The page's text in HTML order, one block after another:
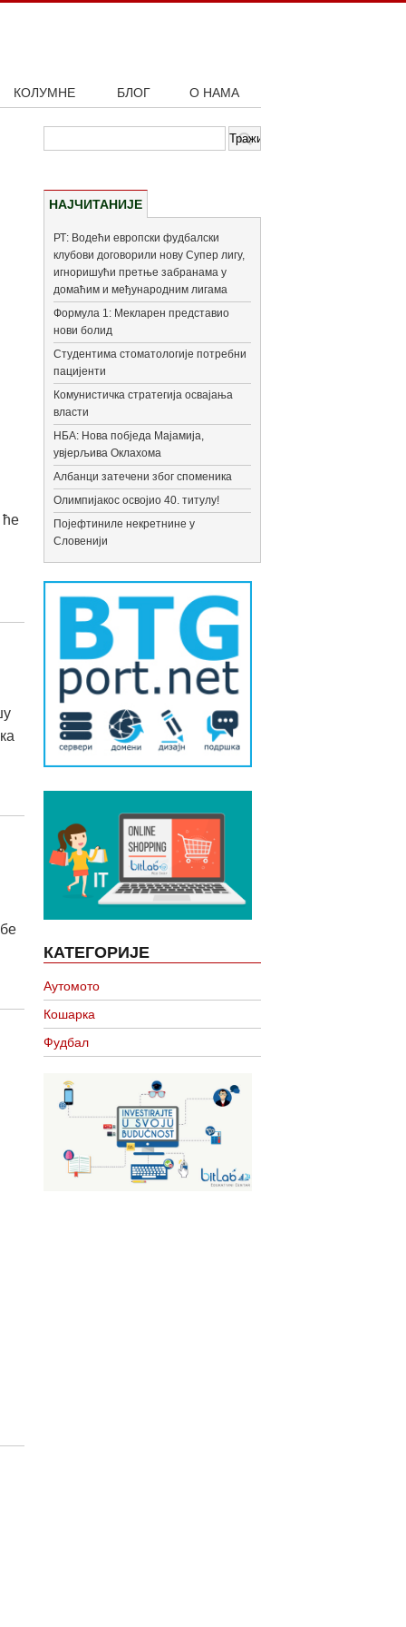
КОЛУМНЕ БЛОГ О НАМА
ће
НАЈЧИТАНИЈЕ
РТ: Водећи европски фудбалски
клубови договорили нову Супер лигу,
игноришући претње забранама у
домаћим и међународним лигама
Формула 1: Мекларен представио
нови болид
Студентима стоматологије потребни
пацијенти
Комунистичка стратегија освајања
власти
НБА: Нова побједа Мајамија,
увјерљива Оклахома
Албанци затечени због споменика
Олимпијакос освојио 40. титулу!
Појефтиниле некретнине у
Словенији
КАТЕГОРИЈЕ
Аутомото
Кошарка
Фудбал